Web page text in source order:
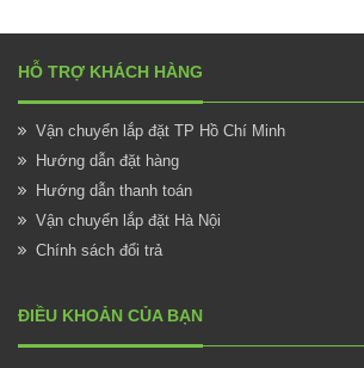
HỖ TRỢ KHÁCH HÀNG
Vận chuyển lắp đặt TP Hồ Chí Minh
Hướng dẫn đặt hàng
Hướng dẫn thanh toán
Vận chuyển lắp đặt Hà Nội
Chính sách đổi trả
ĐIỀU KHOẢN CỦA BẠN